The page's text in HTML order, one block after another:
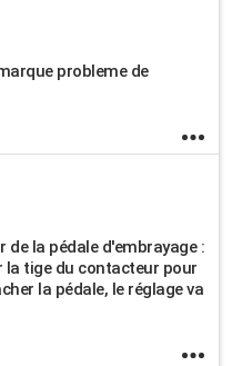
probleme de
de la pédale d'embrayage :
la tige du contacteur pour
la pédale, le réglage va